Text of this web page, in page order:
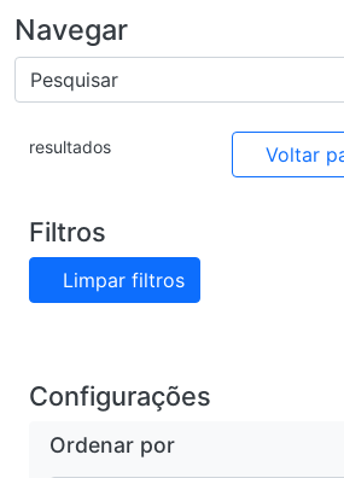
Navegar
resultados Voltar
Filtros
Limpar filtros
Configurações
Ordenar por